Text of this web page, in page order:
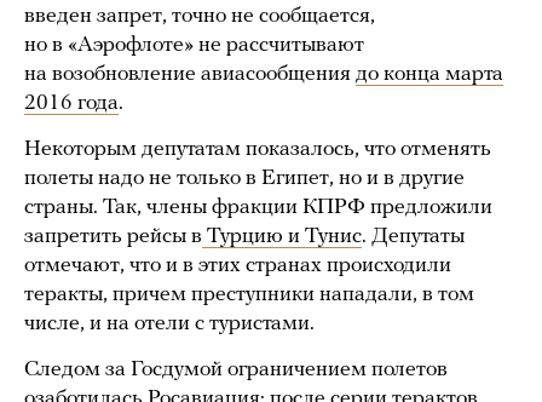
введен запрет, точно не сообщается,
но в «Аэрофлоте» не рассчитывают
на возобновление авиасообщения до конца марта
2016 года.
Некоторым депутатам показалось, что отменять
полеты надо не только в Египет, но и в другие
страны. Так, члены фракции КПРФ предложили
запретить рейсы в Турцию и Тунис. Депутаты
отмечают, что и в этих странах происходили
теракты, причем преступники нападали, в том
числе, и на отели с туристами.
Следом за Госдумой ограничением полетов